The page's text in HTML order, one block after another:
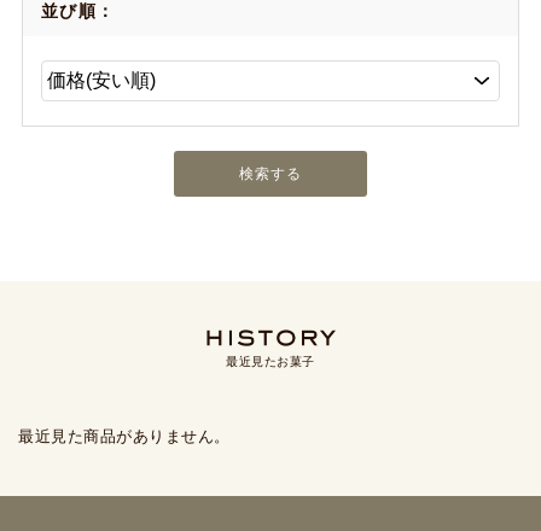
並び順：
最近見たお菓子
最近見た商品がありません。